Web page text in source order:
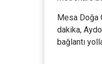
Mesa Doğa
dakika,
bağlantı